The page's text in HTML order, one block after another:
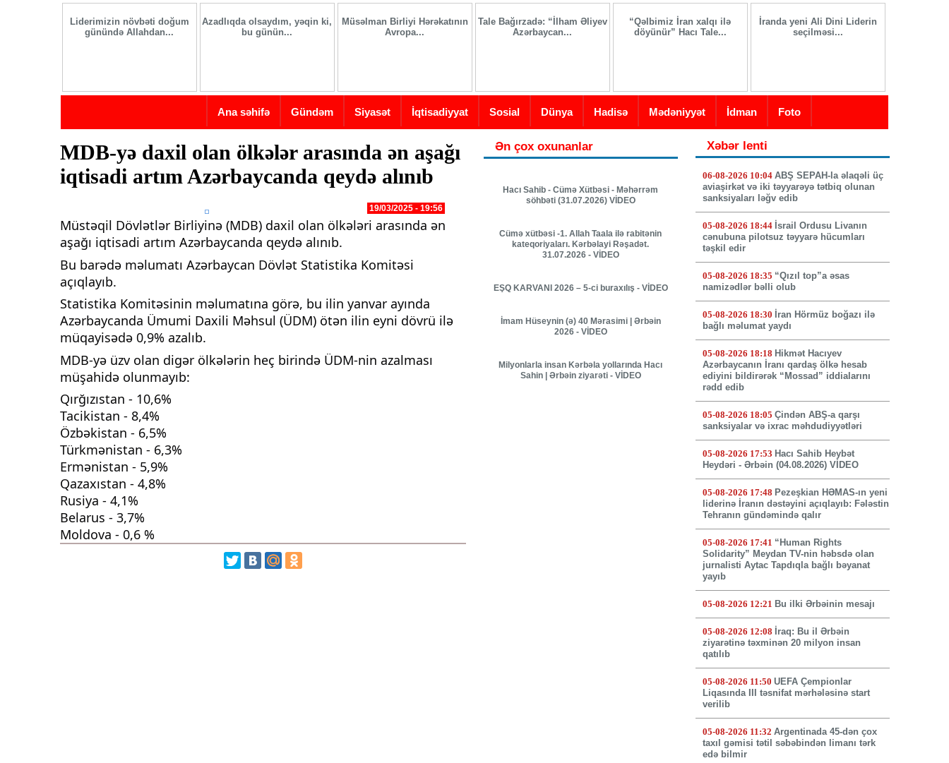
Skip to main content
Liderimizin növbəti doğum
günündə Allahdan...
Azadlıqda olsaydım, yəqin ki,
bu günün...
Müsəlman Birliyi Hərəkatının
Avropa...
Tale Bağırzadə: “İlham Əliyev
Azərbaycan...
“Qəlbimiz İran xalqı ilə
döyünür” Hacı Tale...
İranda yeni Ali Dini Liderin
seçilməsi...
Ana səhifə Gündəm Siyasət İqtisadiyyat Sosial Dünya Hadisə Mədəniyyət İdman Foto
MDB-yə daxil olan ölkələr arasında ən aşağı
iqtisadi artım Azərbaycanda qeydə alınıb
19/03/2025 - 19:56
Müstəqil Dövlətlər Birliyinə (MDB) daxil olan ölkələri arasında ən
aşağı iqtisadi artım Azərbaycanda qeydə alınıb.
Bu barədə məlumatı Azərbaycan Dövlət Statistika Komitəsi
açıqlayıb.
Statistika Komitəsinin məlumatına görə, bu ilin yanvar ayında
Azərbaycanda Ümumi Daxili Məhsul (ÜDM) ötən ilin eyni dövrü ilə
müqayisədə 0,9% azalıb.
MDB-yə üzv olan digər ölkələrin heç birində ÜDM-nin azalması
müşahidə olunmayıb:
Qırğızıstan - 10,6%
Tacikistan - 8,4%
Özbəkistan - 6,5%
Türkmənistan - 6,3%
Ermənistan - 5,9%
Qazaxıstan - 4,8%
Rusiya - 4,1%
Belarus - 3,7%
Moldova - 0,6 %
Ən çox oxunanlar
Hacı Sahib - Cümə Xütbəsi - Məhərrəm
söhbəti (31.07.2026) VİDEO
Cümə xütbəsi -1. Allah Taala ilə rabitənin
kateqoriyaları. Kərbəlayi Rəşadət.
31.07.2026 - VİDEO
EŞQ KARVANI 2026 – 5-ci buraxılış - VİDEO
İmam Hüseynin (ə) 40 Mərasimi | Ərbəin
2026 - VİDEO
Milyonlarla insan Kərbəla yollarında Hacı
Sahin | Ərbəin ziyarəti - VİDEO
Xəbər lenti
06-08-2026 10:04 ABŞ SEPAH-la əlaqəli üç
aviaşirkət və iki təyyarəyə tətbiq olunan
sanksiyaları ləğv edib
05-08-2026 18:44 İsrail Ordusu Livanın
cənubuna pilotsuz təyyarə hücumları
təşkil edir
05-08-2026 18:35 “Qızıl top”a əsas
namizədlər bəlli olub
05-08-2026 18:30 İran Hörmüz boğazı ilə
bağlı məlumat yaydı
05-08-2026 18:18 Hikmət Hacıyev
Azərbaycanın İranı qardaş ölkə hesab
ediyini bildirərək “Mossad” iddialarını
rədd edib
05-08-2026 18:05 Çindən ABŞ-a qarşı
sanksiyalar və ixrac məhdudiyyətləri
05-08-2026 17:53 Hacı Sahib Heybət
Heydəri - Ərbəin (04.08.2026) VİDEO
05-08-2026 17:48 Pezeşkian HƏMAS-ın yeni
liderinə İranın dəstəyini açıqlayıb: Fələstin
Tehranın gündəmində qalır
05-08-2026 17:41 “Human Rights
Solidarity” Meydan TV-nin həbsdə olan
jurnalisti Aytac Tapdıqla bağlı bəyanat
yayıb
05-08-2026 12:21 Bu ilki Ərbəinin mesajı
05-08-2026 12:08 İraq: Bu il Ərbəin
ziyarətinə təxminən 20 milyon insan
qatılıb
05-08-2026 11:50 UEFA Çempionlar
Liqasında III təsnifat mərhələsinə start
verilib
05-08-2026 11:32 Argentinada 45-dən çox
taxıl gəmisi tətil səbəbindən limanı tərk
edə bilmir